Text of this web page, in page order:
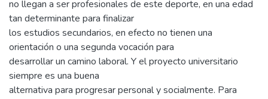
no llegan a ser profesionales de este deporte, en una edad
tan determinante para finalizar
los estudios secundarios, en efecto no tienen una
orientación o una segunda vocación para
desarrollar un camino laboral. Y el proyecto universitario
siempre es una buena
alternativa para progresar personal y socialmente. Para